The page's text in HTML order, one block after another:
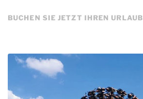
BUCHEN SIE JETZT IHREN URLAUB